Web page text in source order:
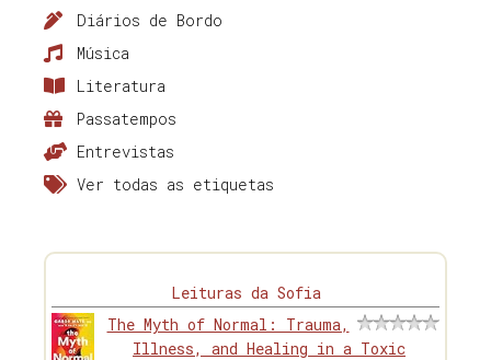
Diários de Bordo
Música
Literatura
Passatempos
Entrevistas
Ver todas as etiquetas
Leituras da Sofia
The Myth of Normal: Trauma,
Illness, and Healing in a Toxic